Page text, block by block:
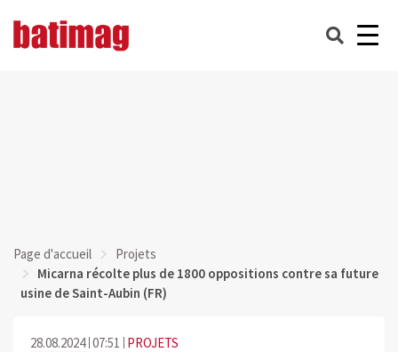
Page d'accueil
Projets
Micarna récolte plus de 1800 oppositions contre sa future
usine de Saint-Aubin (FR)
28.08.2024 07:51 PROJETS